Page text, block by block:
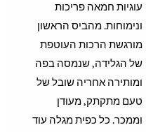
עוגיות חמאה פריכות
ונימוחות. מהביס הראשון
מורגשת הרכות העוטפת
של הגלידה, שנמסה בפה
ומותירה אחריה שובל של
טעם מתקתק, מעודן
וממכר. כל כפית מגלה עוד